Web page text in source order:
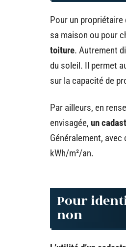
Pour un
sa maison ou pour
toiture. Autrement
du soleil. Il permet
sur la capacité de
Par ailleurs, en
envisagée, un
Généralement,
kWh/m²/an.
Pour
non